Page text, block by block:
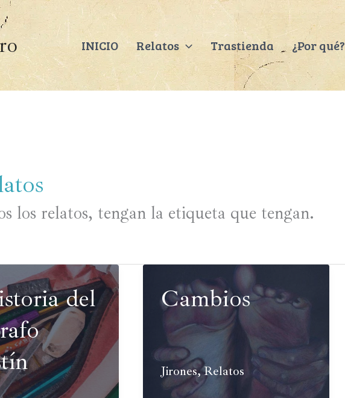
INICIO Relatos Trastienda ¿Por qué?
los relatos, tengan la etiqueta que tengan.
del
Cambios
Jirones,Relatos